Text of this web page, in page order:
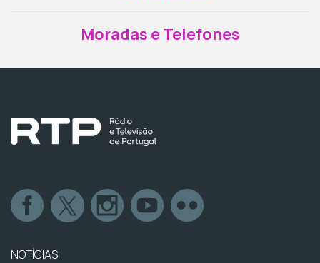
Moradas e Telefones
NOTÍCIAS